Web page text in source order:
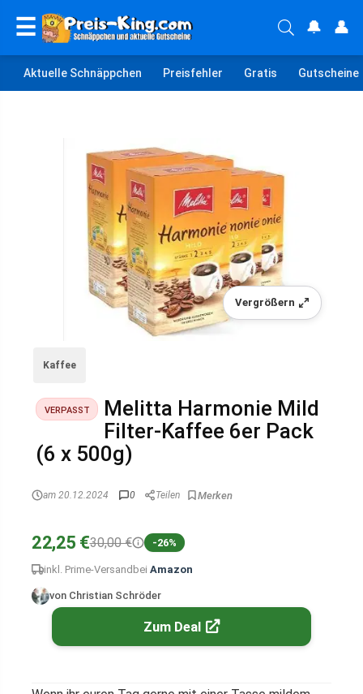
☰ 🔔 👤
Aktuelle Schnäppchen Preisfehler Gratis Gutscheine
Vergrößern
Kaffee
VERPASST
Melitta Harmonie Mild
Filter-Kaffee 6er Pack
(6 x 500g)
am 20.12.2024 0 Teilen
22,25 €30,00 € -26%
inkl. Prime-Versand bei Amazon
von Christian Schröder
Zum Deal